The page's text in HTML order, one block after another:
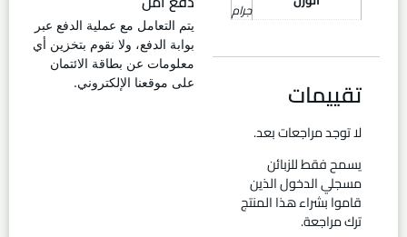
جرام
تقييمات
لا توجد مراجعات بعد.
يسمح فقط للزبائن
مسجلي الدخول الذين
قاموا بشراء هذا المنتج
ترك مراجعة.
يتم التعامل مع عملية الدفع عبر
بوابة الدفع، ولا نقوم بتخزين أي
معلومات عن بطاقة الائتمان
على موقعنا الإلكتروني.